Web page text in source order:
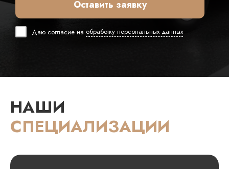
Оставить заявку
Даю согласие на обработку персональных данных
НАШИ
СПЕЦИАЛИЗАЦИИ